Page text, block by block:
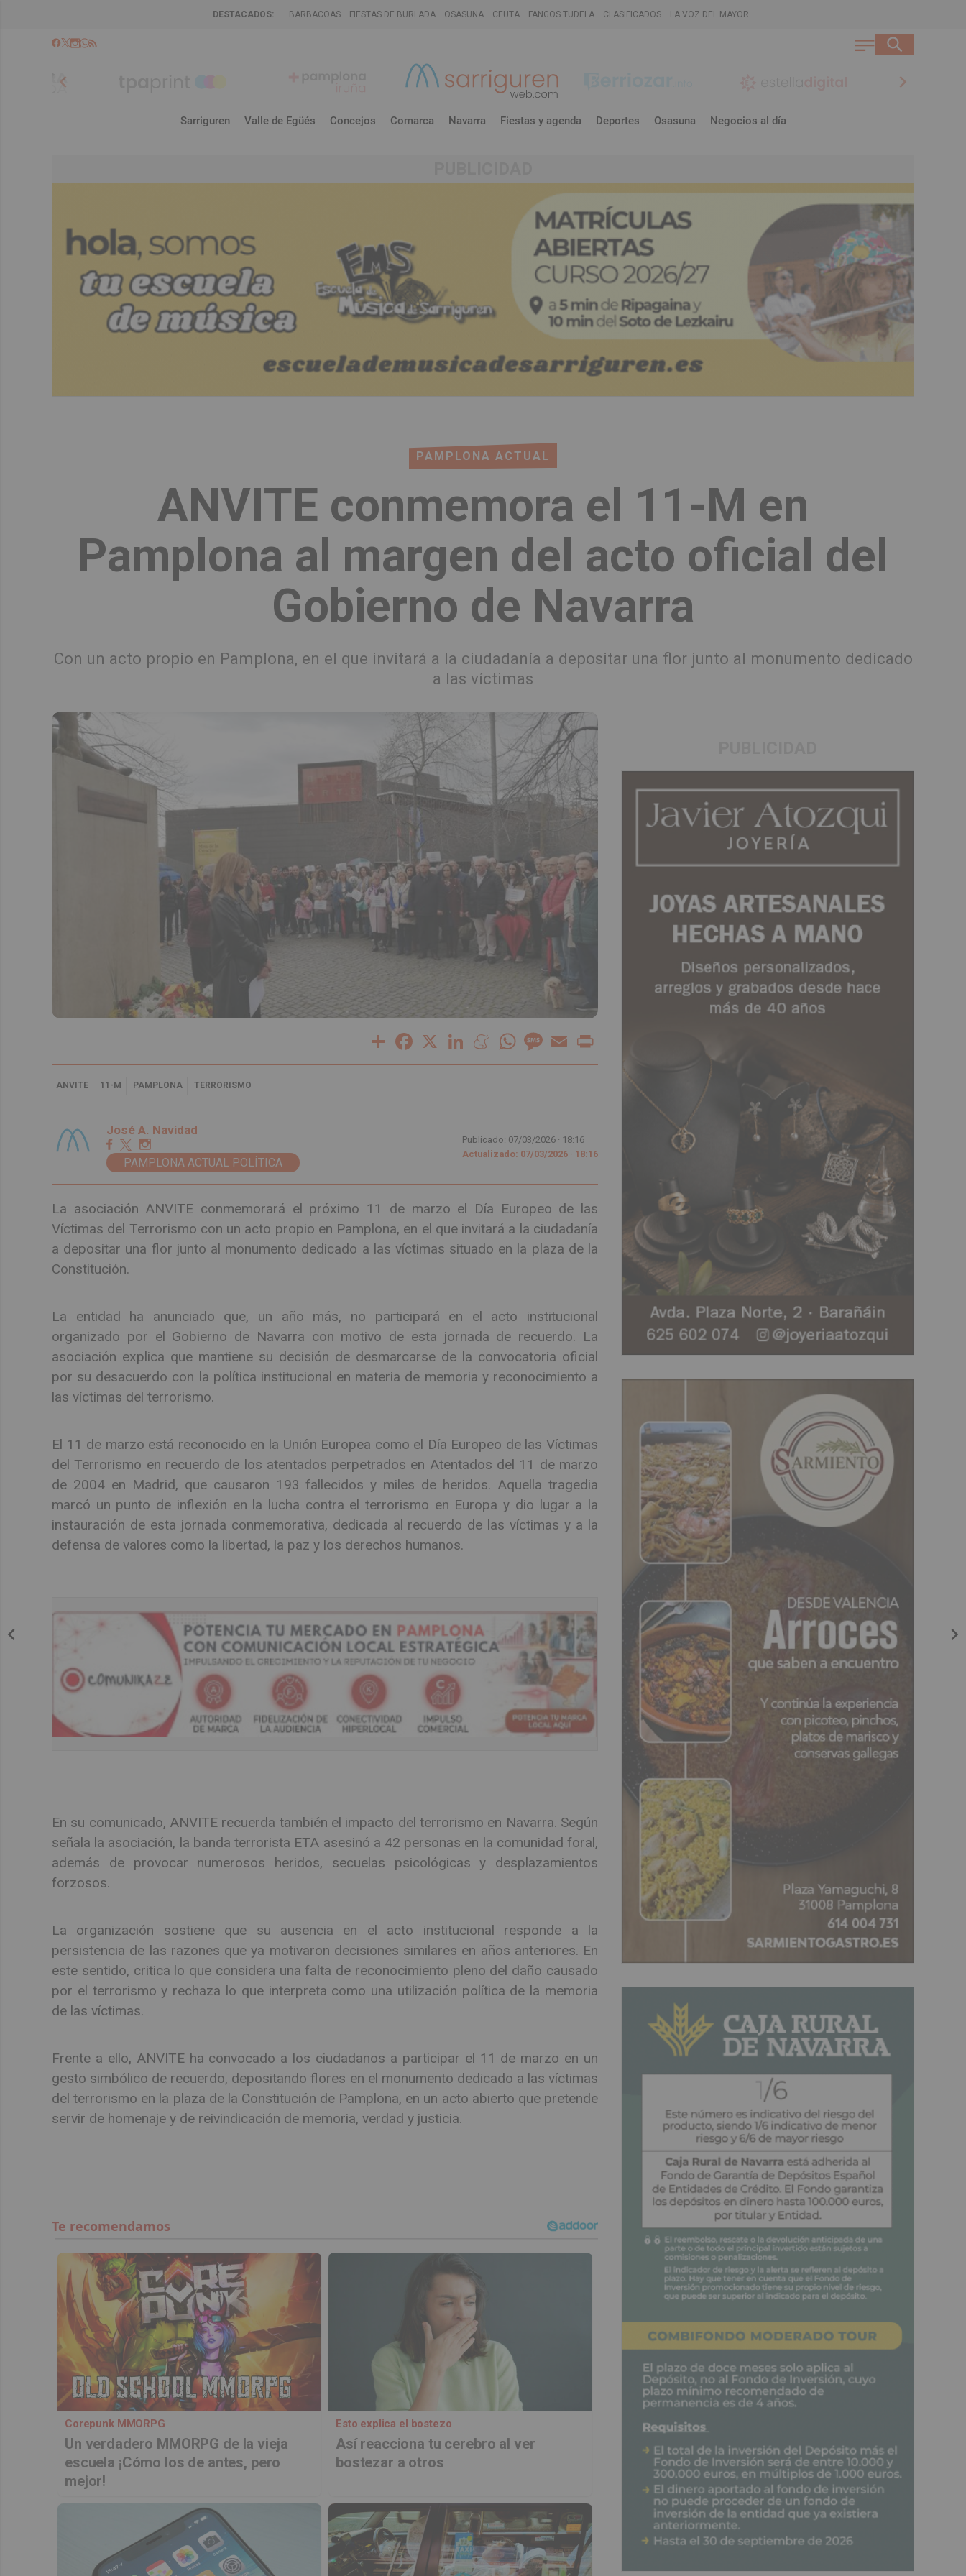
DESTACADOS: BARBACOAS FIESTAS DE BURLADA OSASUNA CEUTA FANGOS TUDELA CLASIFICADOS LA VOZ DEL MAYOR
chevron_left chevron_right
Sarriguren Valle de Egüés Concejos Comarca Navarra Fiestas y agenda Deportes Osasuna Negocios al día
PAMPLONA ACTUAL
ANVITE conmemora el 11-M en
Pamplona al margen del acto oficial del
Gobierno de Navarra
Con un acto propio en Pamplona, en el que invitará a la ciudadanía a depositar una flor junto al monumento dedicado
a las víctimas
Share Facebook LinkedInMeneameWhatsAppMessage
Email
ANVITE 11-M PAMPLONA TERRORISMO
José A. Navidad
PAMPLONA ACTUAL POLÍTICA
Publicado: 07/03/2026 · 18:16
Actualizado: 07/03/2026 · 18:16
La asociación ANVITE conmemorará el próximo 11 de marzo el Día Europeo de las
Víctimas del Terrorismo con un acto propio en Pamplona, en el que invitará a la ciudadanía
a depositar una flor junto al monumento dedicado a las víctimas situado en la plaza de la
Constitución.
La entidad ha anunciado que, un año más, no participará en el acto institucional
organizado por el Gobierno de Navarra con motivo de esta jornada de recuerdo. La
asociación explica que mantiene su decisión de desmarcarse de la convocatoria oficial
por su desacuerdo con la política institucional en materia de memoria y reconocimiento a
las víctimas del terrorismo.
El 11 de marzo está reconocido en la Unión Europea como el Día Europeo de las Víctimas
del Terrorismo en recuerdo de los atentados perpetrados en Atentados del 11 de marzo
de 2004 en Madrid, que causaron 193 fallecidos y miles de heridos. Aquella tragedia
marcó un punto de inflexión en la lucha contra el terrorismo en Europa y dio lugar a la
instauración de esta jornada conmemorativa, dedicada al recuerdo de las víctimas y a la
defensa de valores como la libertad, la paz y los derechos humanos.
En su comunicado, ANVITE recuerda también el impacto del terrorismo en Navarra. Según
señala la asociación, la banda terrorista ETA asesinó a 42 personas en la comunidad foral,
además de provocar numerosos heridos, secuelas psicológicas y desplazamientos
forzosos.
La organización sostiene que su ausencia en el acto institucional responde a la
persistencia de las razones que ya motivaron decisiones similares en años anteriores. En
este sentido, critica lo que considera una falta de reconocimiento pleno del daño causado
por el terrorismo y rechaza lo que interpreta como una utilización política de la memoria
de las víctimas.
Frente a ello, ANVITE ha convocado a los ciudadanos a participar el 11 de marzo en un
gesto simbólico de recuerdo, depositando flores en el monumento dedicado a las víctimas
del terrorismo en la plaza de la Constitución de Pamplona, en un acto abierto que pretende
servir de homenaje y de reivindicación de memoria, verdad y justicia.
Corepunk MMORPG
Un verdadero MMORPG de la vieja
escuela ¡Cómo los de antes, pero
mejor!
Esto explica el bostezo
Así reacciona tu cerebro al ver
bostezar a otros